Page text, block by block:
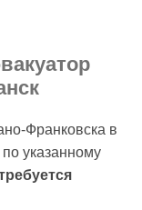
Франковска в
указанному